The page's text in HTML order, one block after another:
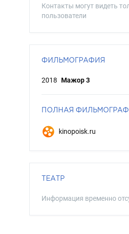
Контакты могут видеть
пользователи
ФИЛЬМОГРАФИЯ
2018 Мажор 3
ПОЛНАЯ
kinopoisk.ru
ТЕАТР
Информация временно